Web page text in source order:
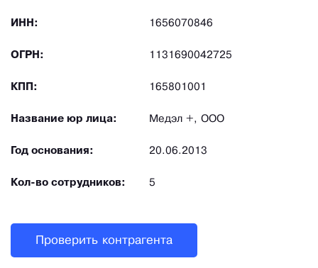
ИНН: 1656070846
ОГРН: 1131690042725
КПП: 165801001
Название юр лица: Медэл +, ООО
Год основания: 20.06.2013
Кол-во сотрудников: 5
Проверить контрагента